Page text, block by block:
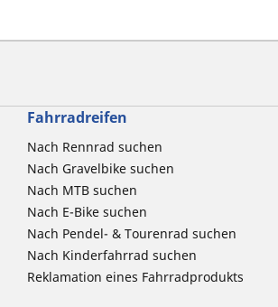
Fahrradreifen
Nach Rennrad suchen
Nach Gravelbike suchen
Nach MTB suchen
Nach E-Bike suchen
Nach Pendel- & Tourenrad suchen
Nach Kinderfahrrad suchen
Reklamation eines Fahrradprodukts